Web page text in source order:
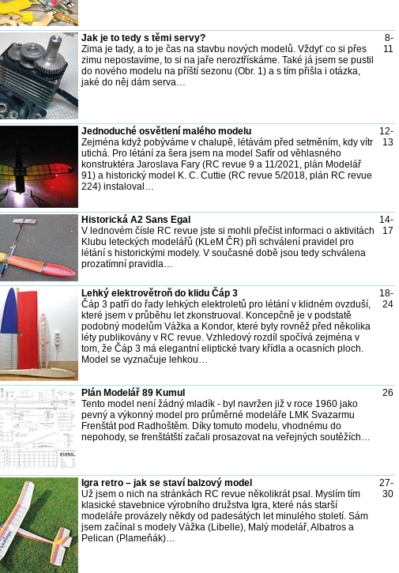
Jak je to tedy s těmi servy?
Zima je tady, a to je čas na stavbu nových modelů. Vždyť co si přes
zimu nepostavíme, to si na jaře neroztřískáme. Také já jsem se pustil
do nového modelu na příští sezonu (Obr. 1) a s tím přišla i otázka,
jaké do něj dám serva…
8-
11
Jednoduché osvětlení malého modelu
Zejména když pobýváme v chalupě, létávám před setměním, kdy vítr
utichá. Pro létání za šera jsem na model Safír od věhlasného
konstruktéra Jaroslava Fary (RC revue 9 a 11/2021, plán Modelář
91) a historický model K. C. Cuttie (RC revue 5/2018, plán RC revue
224) instaloval…
12-
13
Historická A2 Sans Egal
V lednovém čísle RC revue jste si mohli přečíst informaci o aktivitách
Klubu leteckých modelářů (KLeM ČR) při schválení pravidel pro
létání s historickými modely. V současné době jsou tedy schválena
prozatímní pravidla…
14-
17
Lehký elektrovětroň do klidu Čáp 3
Čáp 3 patří do řady lehkých elektroletů pro létání v klidném ovzduší,
které jsem v průběhu let zkonstruoval. Koncepčně je v podstatě
podobný modelům Vážka a Kondor, které byly rovněž před několika
léty publikovány v RC revue. Vzhledový rozdíl spočívá zejména v
tom, že Čáp 3 má elegantní eliptické tvary křídla a ocasních ploch.
Model se vyznačuje lehkou…
18-
24
Plán Modelář 89 Kumul
Tento model není žádný mladík - byl navržen již v roce 1960 jako
pevný a výkonný model pro průměrné modeláře LMK Svazarmu
Frenštát pod Radhoštěm. Díky tomuto modelu, vhodnému do
nepohody, se frenštátští začali prosazovat na veřejných soutěžích…
26
Igra retro – jak se staví balzový model
Už jsem o nich na stránkách RC revue několikrát psal. Myslím tím
klasické stavebnice výrobního družstva Igra, které nás starší
modeláře provázely někdy od padesátých let minulého století. Sám
jsem začínal s modely Vážka (Libelle), Malý modelář, Albatros a
Pelican (Plameňák)…
27-
30